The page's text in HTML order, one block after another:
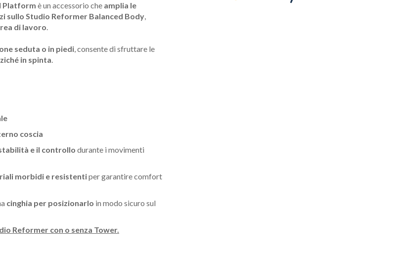
Platform è un accessorio che amplia le
sullo Studio Reformer Balanced Body,
di lavoro.
seduta o in piedi, consente di sfruttare le
in spinta.
coscia
e il controllo durante i movimenti
morbidi e resistentiper garantire comfort
cinghia per posizionarlo in modo sicuro sul
Reformer con o senza Tower.